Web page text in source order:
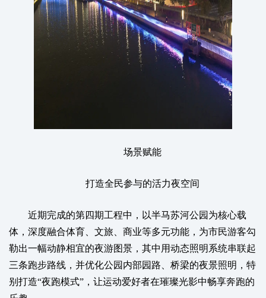
场景赋能
打造全民参与的活力夜空间
近期完成的第四期工程中，以半马苏河公园为核心载
体，深度融合体育、文旅、商业等多元功能，为市民游客勾
勒出一幅动静相宜的夜游图景，其中用动态照明系统串联起
三条跑步路线，并优化公园内部园路、桥梁的夜景照明，特
别打造“夜跑模式”，让运动爱好者在璀璨光影中畅享奔跑的